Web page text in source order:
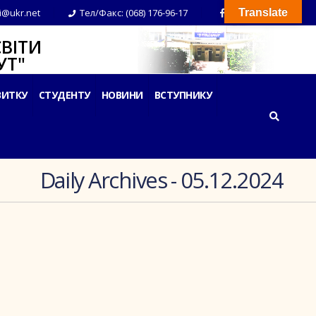
Тел/Факс: (068) 176-96-17
СТУДЕНТУ НОВИНИ ВСТУПНИКУ
Daily Archives - 05.12.2024
Translate